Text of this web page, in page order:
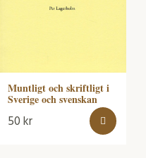
Muntligt och skriftligt i
Sverige och svenskan
50kr